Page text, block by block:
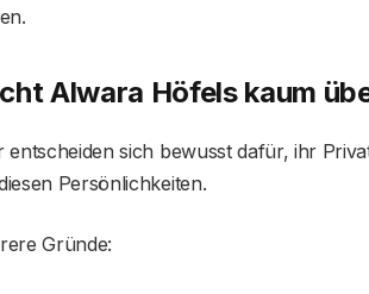
Alwara Höfels kaum
entscheiden sich bewusst dafür, ihr
Persönlichkeiten.
Gründe: